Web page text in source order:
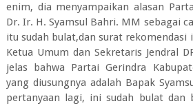
enim, dia menyampaikan alasan
Dr. Ir. H. Syamsul Bahri. MM sebagai
itu sudah bulat,dan surat
Ketua Umum dan Sekretaris Jendral
jelas bahwa Partai Gerindra
yang diusungnya adalah Bapak
pertanyaan lagi, ini sudah bulat dan